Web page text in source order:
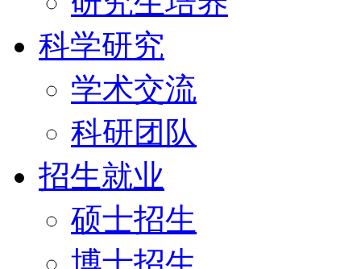
科学研究
学术交流
科研团队
招生就业
硕士招生